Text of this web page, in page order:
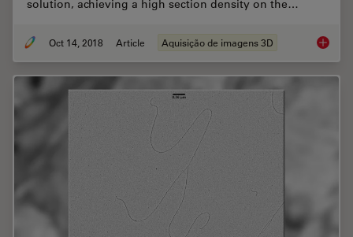
solution, achieving a high section density on the…
Oct 14, 2018 Article Aquisição de imagens 3D High